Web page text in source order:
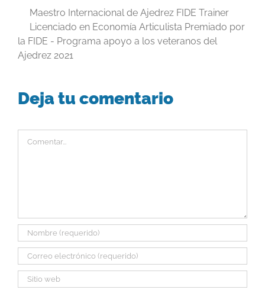
Maestro Internacional de Ajedrez FIDE Trainer
Licenciado en Economía Articulista Premiado por
la FIDE - Programa apoyo a los veteranos del
Ajedrez 2021
Deja tu comentario